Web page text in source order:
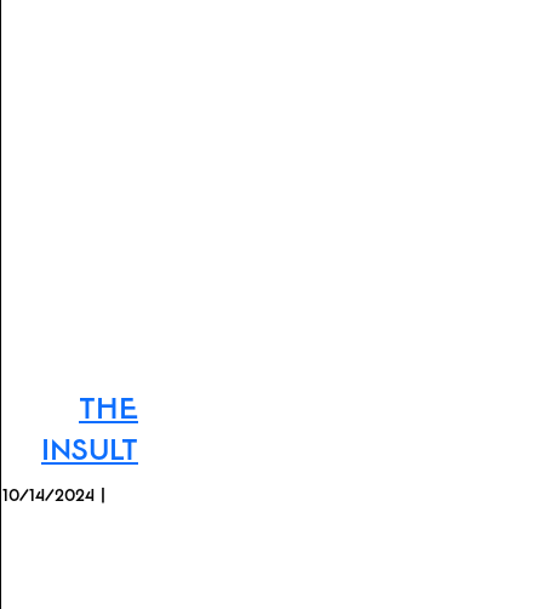
The
Insult
10/14/2024 |